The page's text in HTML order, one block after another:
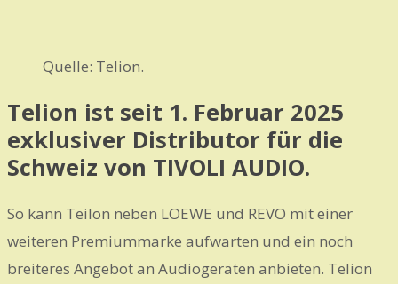
Quelle: Telion.
Telion ist seit 1. Februar 2025
exklusiver Distributor für die
Schweiz von TIVOLI AUDIO.
So kann Teilon neben LOEWE und REVO mit einer
weiteren Premiummarke aufwarten und ein noch
breiteres Angebot an Audiogeräten anbieten. Telion